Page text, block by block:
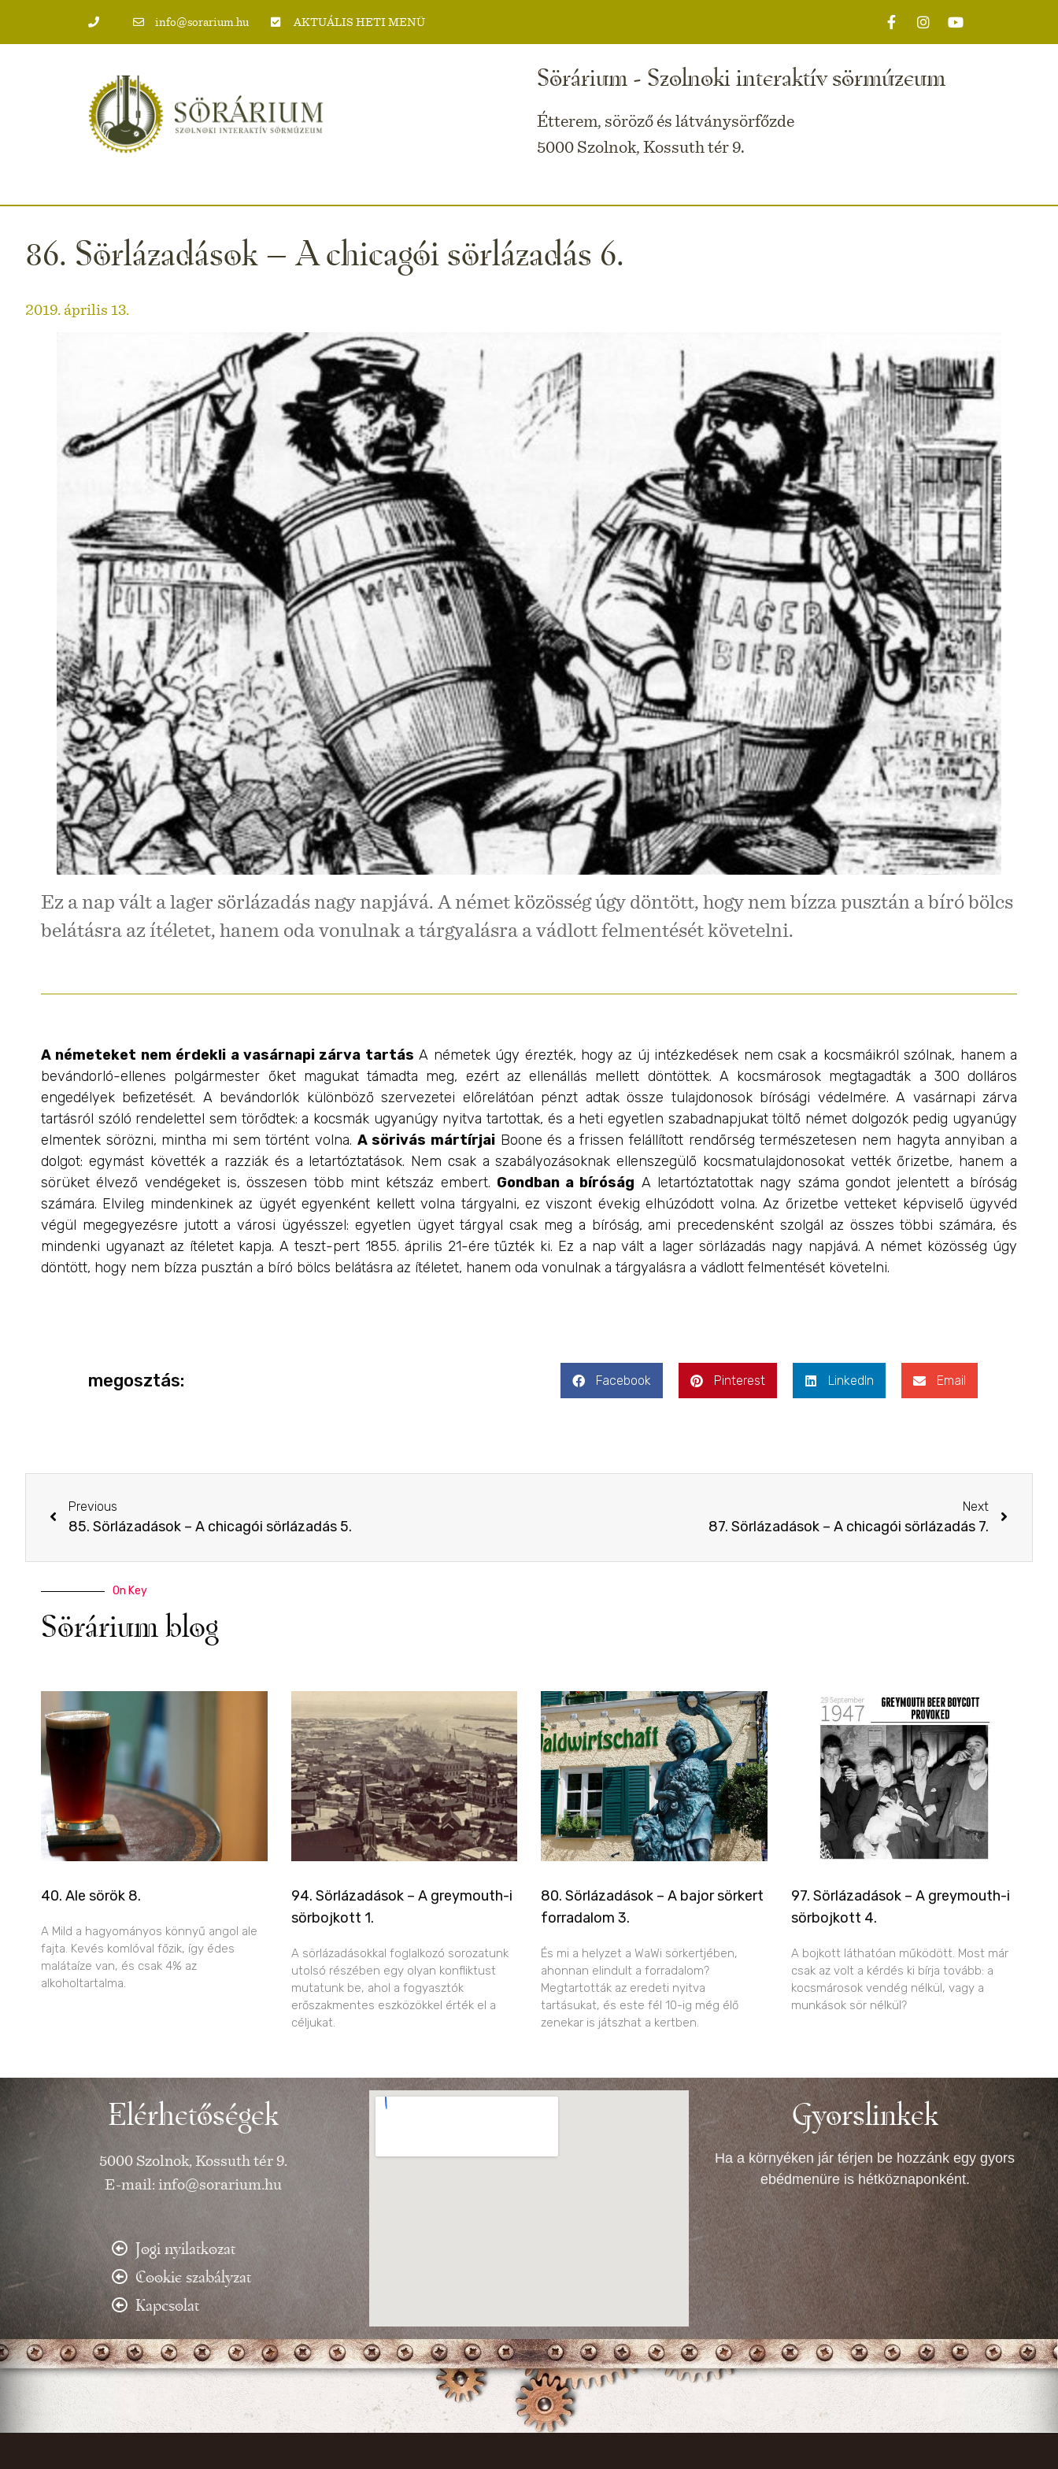
info@sorarium.hu AKTUÁLIS HETI MENÜ
Sörárium - Szolnoki interaktív sörmúzeum
Étterem, söröző és látványsörfőzde
5000 Szolnok, Kossuth tér 9.
86. Sörlázadások – A chicagói sörlázadás 6.
2019. április 13.
Ez a nap vált a lager sörlázadás nagy napjává. A német közösség úgy döntött, hogy nem bízza pusztán a bíró bölcs
belátásra az ítéletet, hanem oda vonulnak a tárgyalásra a vádlott felmentését követelni.
A németeket nem érdekli a vasárnapi zárva tartás A németek úgy érezték, hogy az új intézkedések nem csak a kocsmáikról szólnak, hanem a
bevándorló-ellenes polgármester őket magukat támadta meg, ezért az ellenállás mellett döntöttek. A kocsmárosok megtagadták a 300 dolláros
engedélyek befizetését. A bevándorlók különböző szervezetei előrelátóan pénzt adtak össze tulajdonosok bírósági védelmére. A vasárnapi zárva
tartásról szóló rendelettel sem törődtek: a kocsmák ugyanúgy nyitva tartottak, és a heti egyetlen szabadnapjukat töltő német dolgozók pedig ugyanúgy
elmentek sörözni, mintha mi sem történt volna. A sörivás mártírjaiBoone és a frissen felállított rendőrség természetesen nem hagyta annyiban a
dolgot: egymást követték a razziák és a letartóztatások. Nem csak a szabályozásoknak ellenszegülő kocsmatulajdonosokat vették őrizetbe, hanem a
sörüket élvező vendégeket is, összesen több mint kétszáz embert. Gondban a bíróság A letartóztatottak nagy száma gondot jelentett a bíróság
számára. Elvileg mindenkinek az ügyét egyenként kellett volna tárgyalni, ez viszont évekig elhúzódott volna. Az őrizetbe vetteket képviselő ügyvéd
végül megegyezésre jutott a városi ügyésszel: egyetlen ügyet tárgyal csak meg a bíróság, ami precedensként szolgál az összes többi számára, és
mindenki ugyanazt az ítéletet kapja. A teszt-pert 1855. április 21-ére tűzték ki. Ez a nap vált a lager sörlázadás nagy napjává. A német közösség úgy
döntött, hogy nem bízza pusztán a bíró bölcs belátásra az ítéletet, hanem oda vonulnak a tárgyalásra a vádlott felmentését követelni.
megosztás: Facebook Pinterest LinkedIn Email
Previous
85. Sörlázadások – A chicagói sörlázadás 5.
Next
87. Sörlázadások – A chicagói sörlázadás 7.
On Key
Sörárium blog
40. Ale sörök 8.
A Mild a hagyományos könnyű angol ale
fajta. Kevés komlóval főzik, így édes
malátaíze van, és csak 4% az
alkoholtartalma.
94. Sörlázadások – A greymouth-i
sörbojkott 1.
A sörlázadásokkal foglalkozó sorozatunk
utolsó részében egy olyan konfliktust
mutatunk be, ahol a fogyasztók
erőszakmentes eszközökkel érték el a
céljukat.
80. Sörlázadások – A bajor sörkert
forradalom 3.
És mi a helyzet a WaWi sörkertjében,
ahonnan elindult a forradalom?
Megtartották az eredeti nyitva
tartásukat, és este fél 10-ig még élő
zenekar is játszhat a kertben.
97. Sörlázadások – A greymouth-i
sörbojkott 4.
A bojkott láthatóan működött. Most már
csak az volt a kérdés ki bírja tovább: a
kocsmárosok vendég nélkül, vagy a
munkások sör nélkül?
Elérhetőségek
5000 Szolnok, Kossuth tér 9.
E-mail: info@sorarium.hu
Jogi nyilatkozat
Cookie szabályzat
Kapcsolat
Gyorslinkek
Ha a környéken jár térjen be hozzánk egy gyors
ebédmenüre is hétköznaponként.